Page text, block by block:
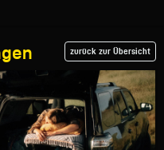
zurück zur Übersicht